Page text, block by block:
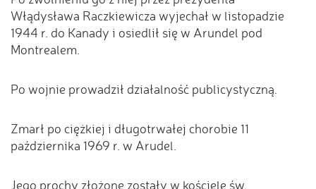
Włądysława Raczkiewicza wyjechał w listopadzie
1944 r. do Kanady i osiedlił się w Arundel pod
Montrealem.
Po wojnie prowadził działalność publicystyczną.
Zmarł po ciężkiej i długotrwałej chorobie 11
października 1969 r. w Arudel.
Jego prochy złożone zostały w kościele św.